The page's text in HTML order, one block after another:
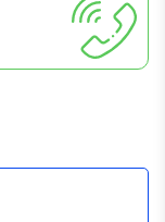
روغن بهران کمپرسور VDL 100
روغن بهران کمپرسور VDL 150